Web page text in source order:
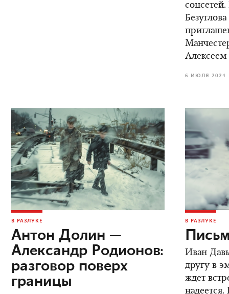
6 ИЮЛЯ 2024
В РАЗЛУКЕ
Антон Долин —
Александр Родионов:
разговор поверх
границы
В РАЗЛУКЕ
Иван
другу в
ждет
надеется.